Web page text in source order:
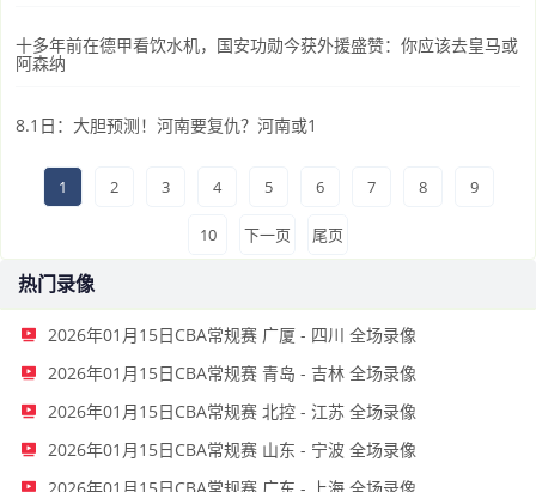
十多年前在德甲看饮水机，国安功勋今获外援盛赞：你应该去皇马或
阿森纳
8.1日：大胆预测！河南要复仇？河南或1
1 2 3 4 5 6 7 8 9
10 下一页 尾页
热门录像
2026年01月15日CBA常规赛 广厦 - 四川 全场录像
2026年01月15日CBA常规赛 青岛 - 吉林 全场录像
2026年01月15日CBA常规赛 北控 - 江苏 全场录像
2026年01月15日CBA常规赛 山东 - 宁波 全场录像